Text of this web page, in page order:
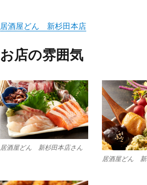
居酒屋どん 新杉田本店
お店の雰囲気
居酒屋どん 新杉田本店さん
居酒屋どん 新